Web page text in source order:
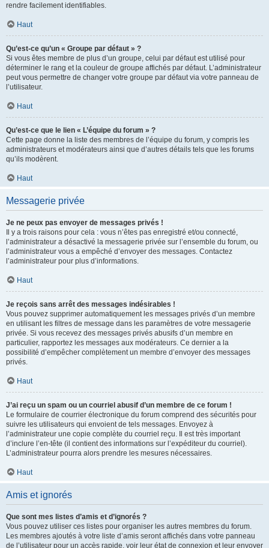
rendre facilement identifiables.
Haut
Qu’est-ce qu’un « Groupe par défaut » ?
Si vous êtes membre de plus d’un groupe, celui par défaut est utilisé pour
déterminer le rang et la couleur de groupe affichés par défaut. L’administrateur
peut vous permettre de changer votre groupe par défaut via votre panneau de
l’utilisateur.
Haut
Qu’est-ce que le lien « L’équipe du forum » ?
Cette page donne la liste des membres de l’équipe du forum, y compris les
administrateurs et modérateurs ainsi que d’autres détails tels que les forums
qu’ils modèrent.
Haut
Messagerie privée
Je ne peux pas envoyer de messages privés !
Il y a trois raisons pour cela : vous n’êtes pas enregistré et/ou connecté,
l’administrateur a désactivé la messagerie privée sur l’ensemble du forum, ou
l’administrateur vous a empêché d’envoyer des messages. Contactez
l’administrateur pour plus d’informations.
Haut
Je reçois sans arrêt des messages indésirables !
Vous pouvez supprimer automatiquement les messages privés d’un membre
en utilisant les filtres de message dans les paramètres de votre messagerie
privée. Si vous recevez des messages privés abusifs d’un membre en
particulier, rapportez les messages aux modérateurs. Ce dernier a la
possibilité d’empêcher complètement un membre d’envoyer des messages
privés.
Haut
J’ai reçu un spam ou un courriel abusif d’un membre de ce forum !
Le formulaire de courrier électronique du forum comprend des sécurités pour
suivre les utilisateurs qui envoient de tels messages. Envoyez à
l’administrateur une copie complète du courriel reçu. Il est très important
d’inclure l’en-tête (il contient des informations sur l’expéditeur du courriel).
L’administrateur pourra alors prendre les mesures nécessaires.
Haut
Amis et ignorés
Que sont mes listes d’amis et d’ignorés ?
Vous pouvez utiliser ces listes pour organiser les autres membres du forum.
Les membres ajoutés à votre liste d’amis seront affichés dans votre panneau
de l’utilisateur pour un accès rapide, voir leur état de connexion et leur envoyer